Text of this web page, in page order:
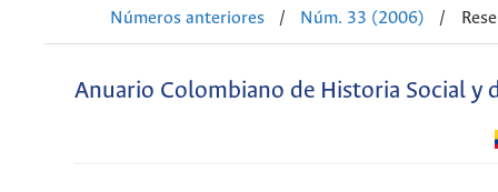
Números anteriores
/ Núm. 33 (2006) /
Anuario Colombiano de Historia Social y